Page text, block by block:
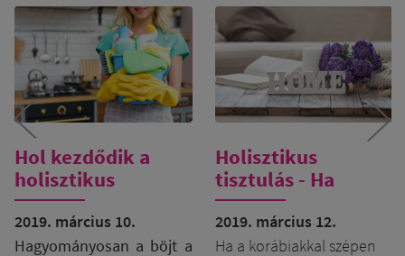
Hol kezdődik a
holisztikus
tisztulás?
2019. március 10.
Hagyományosan a böjt a
Holisztikus
tisztulás - Ha
többet kíván
életterünk!!
2019. március 12.
Ha a korábiakkal szépen